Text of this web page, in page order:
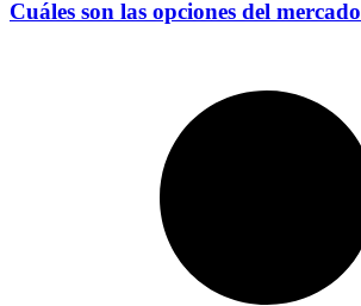
Cuáles son las opciones del